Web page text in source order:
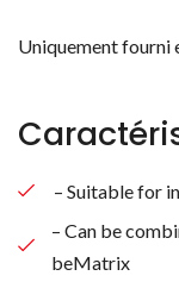
Uniquement fourni
– Suitable for
– Can be
beMatrix